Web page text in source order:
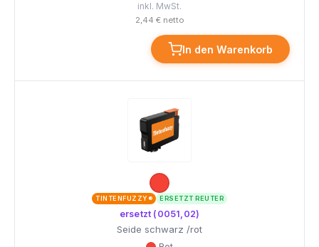
inkl. MwSt.
2,44 € netto
In den Warenkorb
TINTENFUZZY® ERSETZT REUTER
ersetzt (0051,02)
Seide schwarz /rot